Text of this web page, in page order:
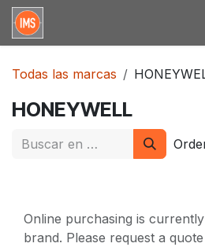
Ir al contenido
Todas las marcas
HONEYWELL
Online purchasing is
brand. Please request a